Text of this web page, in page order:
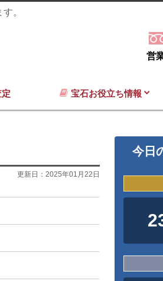
。
営
宝石お役立ち情報
更新日： 2025年01月22日
今日